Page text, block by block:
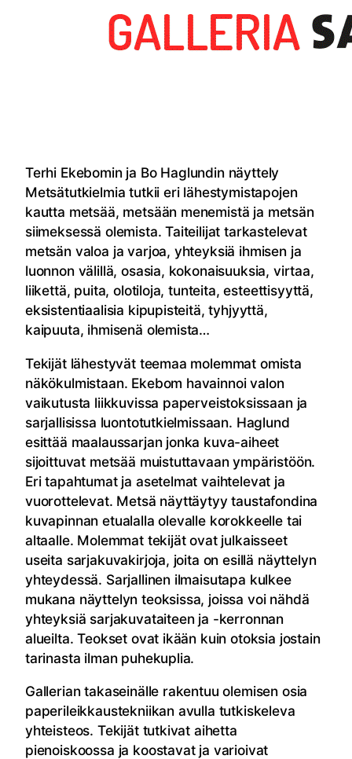
Terhi Ekebomin ja Bo Haglundin näyttely
Metsätutkielmia tutkii eri lähestymistapojen
kautta metsää, metsään menemistä ja metsän
siimeksessä olemista. Taiteilijat tarkastelevat
metsän valoa ja varjoa, yhteyksiä ihmisen ja
luonnon välillä, osasia, kokonaisuuksia, virtaa,
liikettä, puita, olotiloja, tunteita, esteettisyyttä,
eksistentiaalisia kipupisteitä, tyhjyyttä,
kaipuuta, ihmisenä olemista…
Tekijät lähestyvät teemaa molemmat omista
näkökulmistaan. Ekebom havainnoi valon
vaikutusta liikkuvissa paperveistoksissaan ja
sarjallisissa luontotutkielmissaan. Haglund
esittää maalaussarjan jonka kuva-aiheet
sijoittuvat metsää muistuttavaan ympäristöön.
Eri tapahtumat ja asetelmat vaihtelevat ja
vuorottelevat. Metsä näyttäytyy taustafondina
kuvapinnan etualalla olevalle korokkeelle tai
altaalle. Molemmat tekijät ovat julkaisseet
useita sarjakuvakirjoja, joita on esillä näyttelyn
yhteydessä. Sarjallinen ilmaisutapa kulkee
mukana näyttelyn teoksissa, joissa voi nähdä
yhteyksiä sarjakuvataiteen ja -kerronnan
alueilta. Teokset ovat ikään kuin otoksia jostain
tarinasta ilman puhekuplia.
Gallerian takaseinälle rakentuu olemisen osia
paperileikkaustekniikan avulla tutkiskeleva
yhteisteos. Tekijät tutkivat aihetta
pienoiskoossa ja koostavat ja varioivat